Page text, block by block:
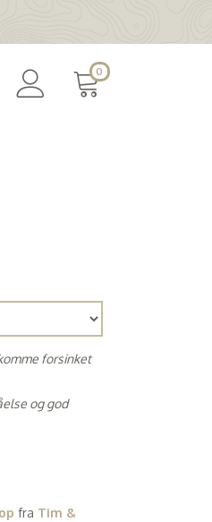
0
forsinket
og god
fra Tim &